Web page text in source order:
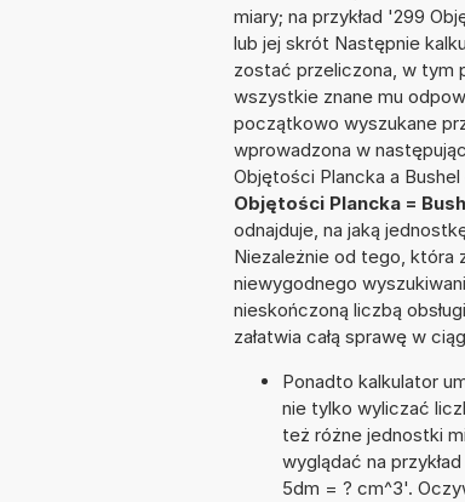
miary; na przykład '299
lub jej skrót Następnie
zostać przeliczona, w tym
wszystkie znane mu
początkowo wyszukane
wprowadzona w
Objętości Plancka a
Objętości Plancka =
odnajduje, na jaką
Niezależnie od tego, która
niewygodnego
nieskończoną liczbą
załatwia całą sprawę w
Ponadto kalkulator
nie tylko wyliczać
też różne jednostki
wyglądać na
5dm = ? cm^3'.